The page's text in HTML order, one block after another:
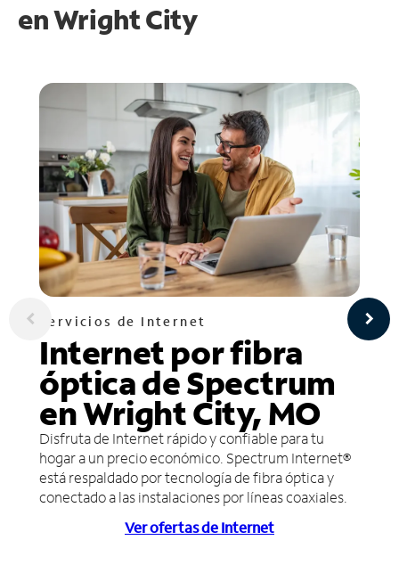
enWright City
Servicios de Internet
Internet por fibra
óptica de Spectrum
en Wright City, MO
Disfruta de Internet rápido y confiable para tu
hogar a un precio económico. Spectrum Internet®
está respaldado por tecnología de fibra óptica y
conectado a las instalaciones por líneas coaxiales.
Ver ofertas de Internet